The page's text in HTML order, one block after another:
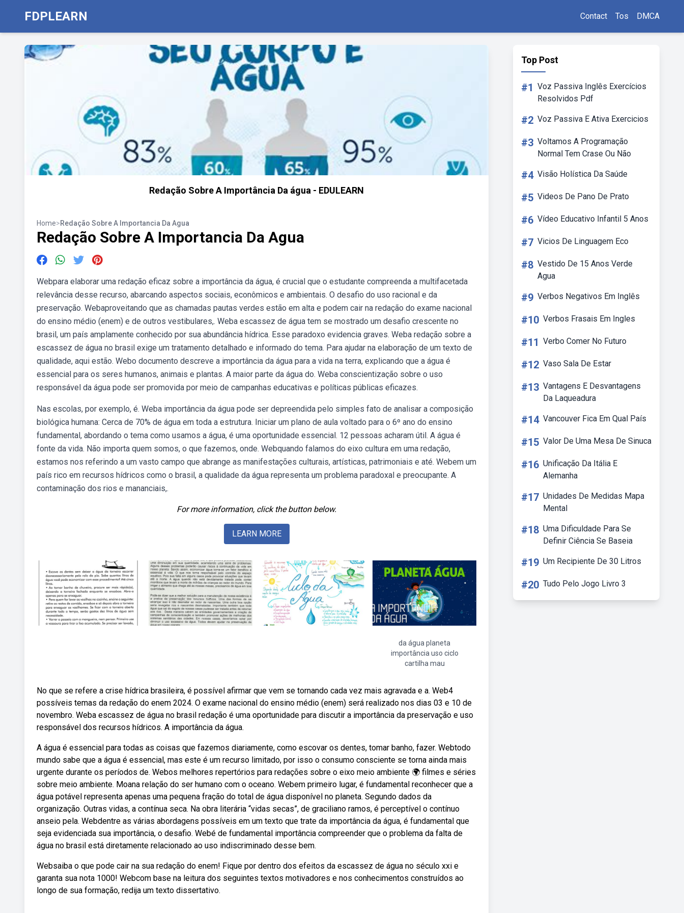
FDPLEARN Contact Tos DMCA
Redação Sobre A Importância Da água - EDULEARN
Home>Redação Sobre A Importancia Da Agua
Redação Sobre A Importancia Da Agua
Webpara elaborar uma redação eficaz sobre a importância da água, é crucial que o estudante compreenda a multifacetada
relevância desse recurso, abarcando aspectos sociais, econômicos e ambientais. O desafio do uso racional e da
preservação. Webaproveitando que as chamadas pautas verdes estão em alta e podem cair na redação do exame nacional
do ensino médio (enem) e de outros vestibulares,. Weba escassez de água tem se mostrado um desafio crescente no
brasil, um país amplamente conhecido por sua abundância hídrica. Esse paradoxo evidencia graves. Weba redação sobre a
escassez de água no brasil exige um tratamento detalhado e informado do tema. Para ajudar na elaboração de um texto de
qualidade, aqui estão. Webo documento descreve a importância da água para a vida na terra, explicando que a água é
essencial para os seres humanos, animais e plantas. A maior parte da água do. Weba conscientização sobre o uso
responsável da água pode ser promovida por meio de campanhas educativas e políticas públicas eficazes.
Nas escolas, por exemplo, é. Weba importância da água pode ser depreendida pelo simples fato de analisar a composição
biológica humana: Cerca de 70% de água em toda a estrutura. Iniciar um plano de aula voltado para o 6º ano do ensino
fundamental, abordando o tema como usamos a água, é uma oportunidade essencial. 12 pessoas acharam útil. A água é
fonte da vida. Não importa quem somos, o que fazemos, onde. Webquando falamos do eixo cultura em uma redação,
estamos nos referindo a um vasto campo que abrange as manifestações culturais, artísticas, patrimoniais e até. Webem um
país rico em recursos hídricos como o brasil, a qualidade da água representa um problema paradoxal e preocupante. A
contaminação dos rios e mananciais,.
For more information, click the button below.
LEARN MORE
da água planeta
importância uso ciclo
cartilha mau
No que se refere a crise hídrica brasileira, é possível afirmar que vem se tornando cada vez mais agravada e a. Web4
possíveis temas da redação do enem 2024. O exame nacional do ensino médio (enem) será realizado nos dias 03 e 10 de
novembro. Weba escassez de água no brasil redação é uma oportunidade para discutir a importância da preservação e uso
responsável dos recursos hídricos. A importância da água.
A água é essencial para todas as coisas que fazemos diariamente, como escovar os dentes, tomar banho, fazer. Webtodo
mundo sabe que a água é essencial, mas este é um recurso limitado, por isso o consumo consciente se torna ainda mais
urgente durante os períodos de. Webos melhores repertórios para redações sobre o eixo meio ambiente 🌍 filmes e séries
sobre meio ambiente. Moana relação do ser humano com o oceano. Webem primeiro lugar, é fundamental reconhecer que a
água potável representa apenas uma pequena fração do total de água disponível no planeta. Segundo dados da
organização. Outras vidas, a contínua seca. Na obra literária “vidas secas”, de graciliano ramos, é perceptível o contínuo
anseio pela. Webdentre as várias abordagens possíveis em um texto que trate da importância da água, é fundamental que
seja evidenciada sua importância, o desafio. Webé de fundamental importância compreender que o problema da falta de
água no brasil está diretamente relacionado ao uso indiscriminado desse bem.
Websaiba o que pode cair na sua redação do enem! Fique por dentro dos efeitos da escassez de água no século xxi e
garanta sua nota 1000! Webcom base na leitura dos seguintes textos motivadores e nos conhecimentos construídos ao
longo de sua formação, redija um texto dissertativo.
Top Post
#1 Voz Passiva Inglês Exercícios
Resolvidos Pdf
#2 Voz Passiva E Ativa Exercicios
#3 Voltamos A Programação
Normal Tem Crase Ou Não
#4 Visão Holística Da Saúde
#5 Videos De Pano De Prato
#6 Vídeo Educativo Infantil 5 Anos
#7 Vicios De Linguagem Eco
#8 Vestido De 15 Anos Verde
Agua
#9 Verbos Negativos Em Inglês
#10 Verbos Frasais Em Ingles
#11 Verbo Comer No Futuro
#12 Vaso Sala De Estar
#13 Vantagens E Desvantagens
Da Laqueadura
#14 Vancouver Fica Em Qual País
#15 Valor De Uma Mesa De Sinuca
#16 Unificação Da Itália E
Alemanha
#17 Unidades De Medidas Mapa
Mental
#18 Uma Dificuldade Para Se
Definir Ciência Se Baseia
#19 Um Recipiente De 30 Litros
#20 Tudo Pelo Jogo Livro 3